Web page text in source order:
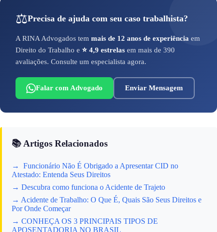
⚖️Precisa de ajuda com seu caso trabalhista?
A RINA Advogados tem mais de 12 anos de experiência em
Direito do Trabalho e ⭐ 4,9 estrelas em mais de 390
avaliações. Consulte um especialista agora.
Falar com Advogado Enviar Mensagem
📚 Artigos Relacionados
→ Funcionário Não É Obrigado a Apresentar CID no
Atestado: Entenda Seus Direitos
→ Descubra como funciona o Acidente de Trajeto
→ Acidente de Trabalho: O Que É, Quais São Seus Direitos e
Por Onde Começar
→ CONHEÇA OS 3 PRINCIPAIS TIPOS DE
APOSENTADORIA NO BRASIL